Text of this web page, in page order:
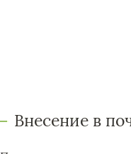
Внесение в